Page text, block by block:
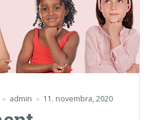
admin 11. novembra, 2020